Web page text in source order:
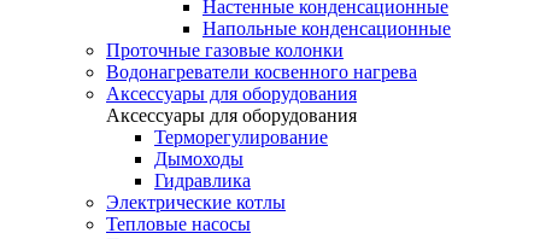
Настенные конденсационные
Напольные конденсационные
Проточные газовые колонки
Водонагреватели косвенного нагрева
Аксессуары для оборудования
Аксессуары для оборудования
Терморегулирование
Дымоходы
Гидравлика
Электрические котлы
Тепловые насосы